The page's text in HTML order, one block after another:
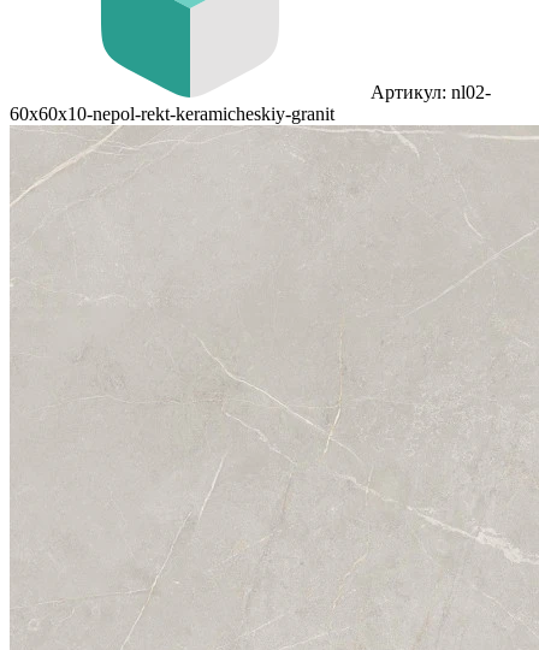
Артикул: nl02-
60x60x10-nepol-rekt-keramicheskiy-granit